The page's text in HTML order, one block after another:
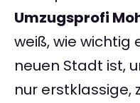
Umzugsprofi
weiß, wie wichtig
neuen Stadt ist,
nur erstklassige,